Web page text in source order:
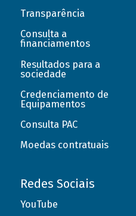
Transparência
Consulta a
financiamentos
Resultados para a
sociedade
Credenciamento de
Equipamentos
Consulta PAC
Moedas contratuais
Redes Sociais
YouTube